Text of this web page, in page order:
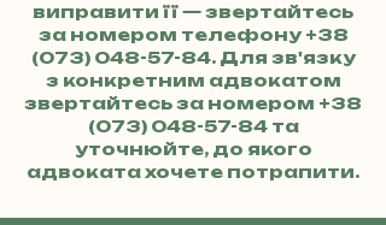
виправити її — звертайтесь
за номером телефону +38
(073) 048-57-84. Для зв'язку
з конкретним адвокатом
звертайтесь за номером +38
(073) 048-57-84та
уточнюйте, до якого
адвоката хочете потрапити.